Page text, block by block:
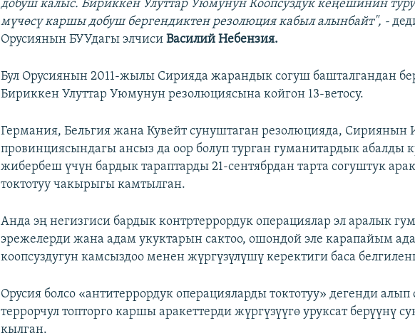
добуш калыс. Бириккен Улуттар Уюмунун Коопсуздук кеңешинин
мүчөсү каршы добуш бергендиктен резолюция кабыл алынбайт", -
Орусиянын БУУдагы элчисиВасилий Небензия.
Бул Орусиянын 2011-жылы Сирияда жарандык согуш башталгандан
Бириккен Улуттар Уюмунун резолюциясына койгон 13-ветосу.
Германия, Бельгия жана Кувейт сунуштаган резолюцияда, Сириянын
провинциясындагы ансыз да оор болуп турган гуманитардык абалды
жибербеш үчүн бардык тараптарды 21-сентябрдан тарта согуштук
токтотуу чакырыгы камтылган.
Анда эң негизгиси бардык контртеррордук операциялар эл аралык
эрежелерди жана адам укуктарын сактоо, ошондой эле карапайым
коопсуздугун камсыздоо менен жүргүзүлүшү керектиги баса
Орусия болсо «антитеррордук операцияларды токтотуу» дегенди алып
террорчул топторго каршы аракеттерди жүргүзүүгө уруксат берүүнү
кылган.